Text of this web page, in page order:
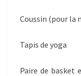
Coussin (pour la
Tapis de yoga
Paire de basket